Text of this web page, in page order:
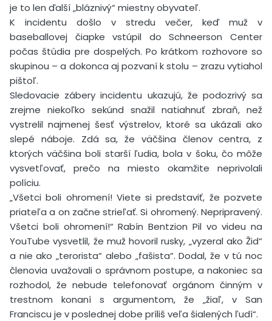
je to len ďalší „bláznivý“ miestny obyvateľ.
K incidentu došlo v stredu večer, keď muž v
baseballovej čiapke vstúpil do Schneerson Center
počas štúdia pre dospelých. Po krátkom rozhovore so
skupinou – a dokonca aj pozvaní k stolu – zrazu vytiahol
pištoľ.
Sledovacie zábery incidentu ukazujú, že podozrivý sa
zrejme niekoľko sekúnd snažil natiahnuť zbraň, než
vystrelil najmenej šesť výstrelov, ktoré sa ukázali ako
slepé náboje. Zdá sa, že väčšina členov centra, z
ktorých väčšina boli starší ľudia, bola v šoku, čo môže
vysvetľovať, prečo na miesto okamžite neprivolali
políciu.
„Všetci boli ohromení! Viete si predstaviť, že pozvete
priateľa a on začne strieľať. Si ohromený. Nepripravený.
Všetci boli ohromení!“ Rabín Bentzion Pil vo videu na
YouTube vysvetlil, že muž hovoril rusky, „vyzeral ako Žid“
a nie ako „terorista“ alebo „fašista“. Dodal, že v tú noc
členovia uvažovali o správnom postupe, a nakoniec sa
rozhodol, že nebude telefonovať orgánom činným v
trestnom konaní s argumentom, že „žiaľ, v San
Franciscu je v poslednej dobe príliš veľa šialených ľudí“.